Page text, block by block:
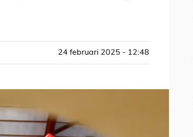
24 februari 2025 - 12:48